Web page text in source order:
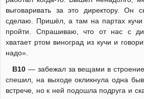
выговаривать за это директору. Он
сделаю. Пришёл, а там на партах кучи
пройти. Спрашиваю, что от нас с
хватает ртом виноград из кучи и
надо».
В10— забежал за вещами в
спешил, на выходе окликнула одна
встрече, но к ней подошла подруга и